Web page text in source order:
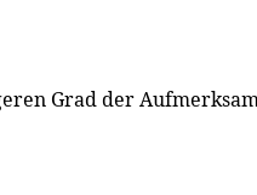
Grad der